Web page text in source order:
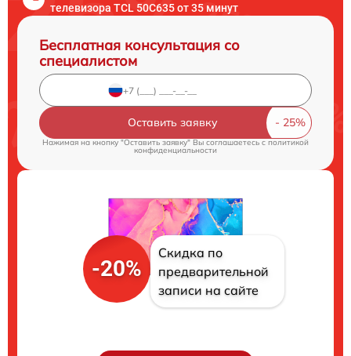
телевизора TCL 50C635 от 35 минут
Бесплатная консультация со
специалистом
Оставить заявку
Нажимая на кнопку "Оставить заявку" Вы соглашаетесь cполитикой
конфиденциальности
-20%
Скидка по
предварительной
записи на сайте